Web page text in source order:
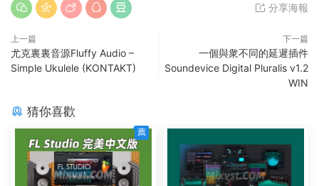
分享海報
上一篇
尤克裏裏音源Fluffy Audio –
Simple Ukulele (KONTAKT)
下一篇
一個與衆不同的延遲插件
Soundevice Digital Pluralis v1.2
WIN
猜你喜歡
薦